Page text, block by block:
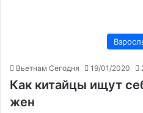
Вьетнам Сегодня 19/01/2020
Как китайцы ищут
жен